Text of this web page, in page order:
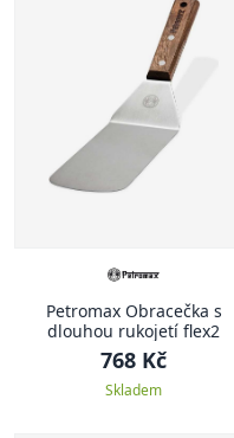
Petromax Obracečka s
dlouhou rukojetí flex2
768 Kč
Skladem